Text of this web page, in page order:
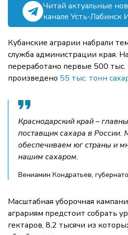
Читай актуальные
канале Усть-Лабинск
Кубанские аграрии набрали
служба администрации края.
переработано первые 500 тыс.
произведено 55 тыс. тонн
Краснодарский край –
поставщик сахара в
обеспечиваем юг страны и
нашим сахаром.
Вениамин Кондратьев,
Масштабная уборочная
аграриям предстоит собрать
гектаров, 8,2 тысячи из